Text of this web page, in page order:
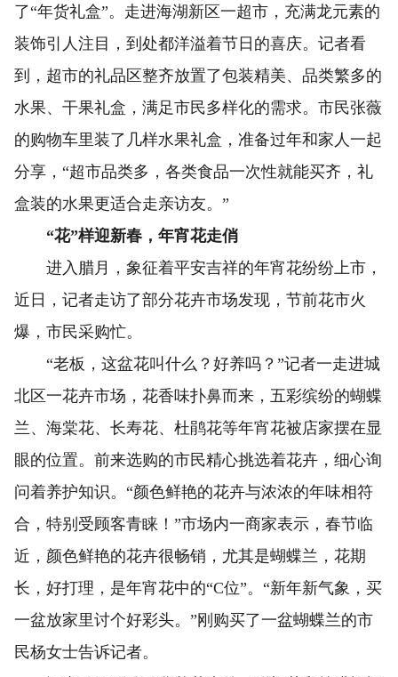
了“年货礼盒”。走进海湖新区一超市，充满龙元素的
装饰引人注目，到处都洋溢着节日的喜庆。记者看
到，超市的礼品区整齐放置了包装精美、品类繁多的
水果、干果礼盒，满足市民多样化的需求。市民张薇
的购物车里装了几样水果礼盒，准备过年和家人一起
分享，“超市品类多，各类食品一次性就能买齐，礼
盒装的水果更适合走亲访友。”
“花”样迎新春，年宵花走俏
进入腊月，象征着平安吉祥的年宵花纷纷上市，
近日，记者走访了部分花卉市场发现，节前花市火
爆，市民采购忙。
“老板，这盆花叫什么？好养吗？”记者一走进城
北区一花卉市场，花香味扑鼻而来，五彩缤纷的蝴蝶
兰、海棠花、长寿花、杜鹃花等年宵花被店家摆在显
眼的位置。前来选购的市民精心挑选着花卉，细心询
问着养护知识。“颜色鲜艳的花卉与浓浓的年味相符
合，特别受顾客青睐！”市场内一商家表示，春节临
近，颜色鲜艳的花卉很畅销，尤其是蝴蝶兰，花期
长，好打理，是年宵花中的“C位”。“新年新气象，买
一盆放家里讨个好彩头。”刚购买了一盆蝴蝶兰的市
民杨女士告诉记者。